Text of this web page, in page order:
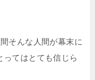
そんな人間が幕末に
ってはとても信じら